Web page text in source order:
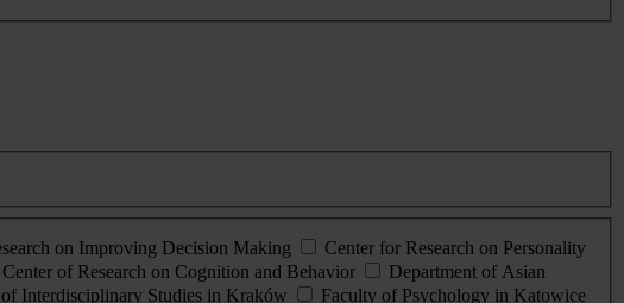
on Improving Decision Making
Center for Research on Personality
Center of Research on Cognition and Behavior
Department of Asian
Interdisciplinary Studies in Kraków Faculty of Psychology in Katowice